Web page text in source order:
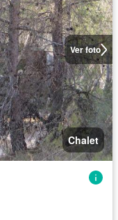
Ver foto
Chalet